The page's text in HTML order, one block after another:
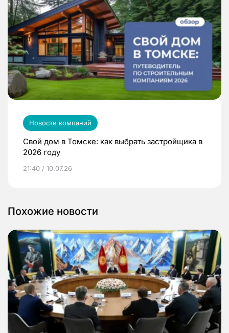
Новости компаний
Свой дом в Томске: как выбрать застройщика в
2026 году
21:40 / 10.07.26
Похожие новости